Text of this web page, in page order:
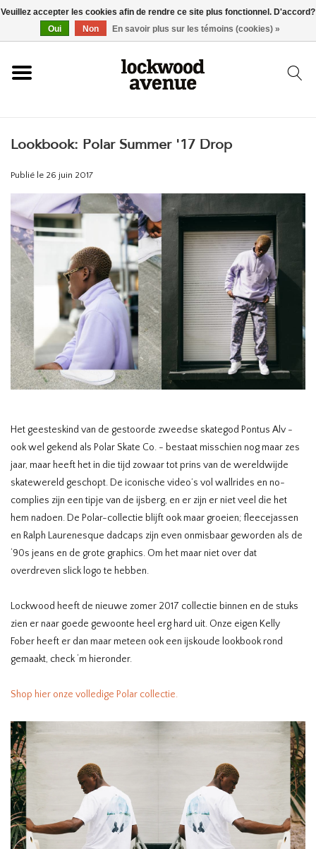
ACCUEIL
NOUVEAU
VÊTEMENTS
ACCESSOIRES
SKATEBOARD
HOMEWARE
SOLDES
THE EDIT
Lookbook: Polar Summer '17 Drop
Publié le 26 juin 2017
Het geesteskind van de gestoorde zweedse skategod Pontus Alv -
ook wel gekend als Polar Skate Co. - bestaat misschien nog maar zes
jaar, maar heeft het in die tijd zowaar tot prins van de wereldwijde
skatewereld geschopt. De iconische video’s vol wallrides en no-
complies zijn een tipje van de ijsberg, en er zijn er niet veel die het
hem nadoen. De Polar-collectie blijft ook maar groeien; fleecejassen
en Ralph Laurenesque dadcaps zijn even onmisbaar geworden als de
‘90s jeans en de grote graphics. Om het maar niet over dat
overdreven slick logo te hebben.
Lockwood heeft de nieuwe zomer 2017 collectie binnen en de stuks
zien er naar goede gewoonte heel erg hard uit. Onze eigen Kelly
Fober heeft er dan maar meteen ook een ijskoude lookbook rond
gemaakt, check ‘m hieronder.
Shop hier onze volledige Polar collectie.
Veuillez accepter les cookies afin de rendre ce site plus fonctionnel. D'accord?
Oui
Non En savoir plus sur les témoins (cookies) »